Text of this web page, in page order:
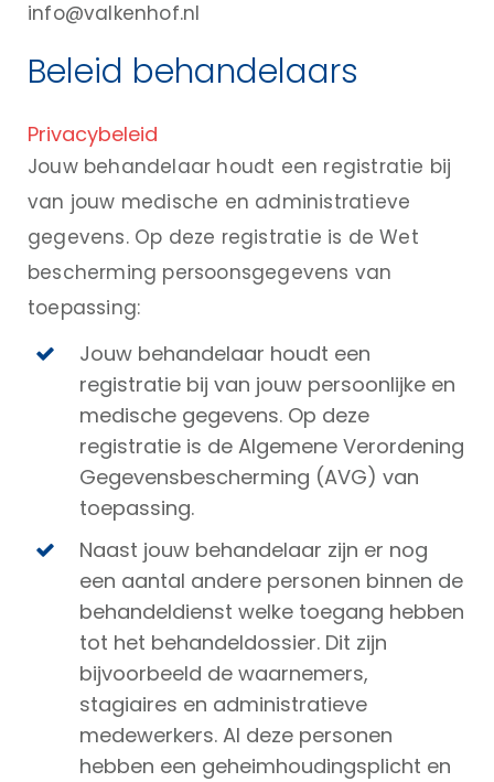
info@valkenhof.nl
Beleid behandelaars
Privacybeleid
Jouw behandelaar houdt een registratie bij
van jouw medische en administratieve
gegevens. Op deze registratie is de Wet
bescherming persoonsgegevens van
toepassing:
Jouw behandelaar houdt een
registratie bij van jouw persoonlijke en
medische gegevens. Op deze
registratie is de Algemene Verordening
Gegevensbescherming (AVG) van
toepassing.
Naast jouw behandelaar zijn er nog
een aantal andere personen binnen de
behandeldienst welke toegang hebben
tot het behandeldossier. Dit zijn
bijvoorbeeld de waarnemers,
stagiaires en administratieve
medewerkers. Al deze personen
hebben een geheimhoudingsplicht en